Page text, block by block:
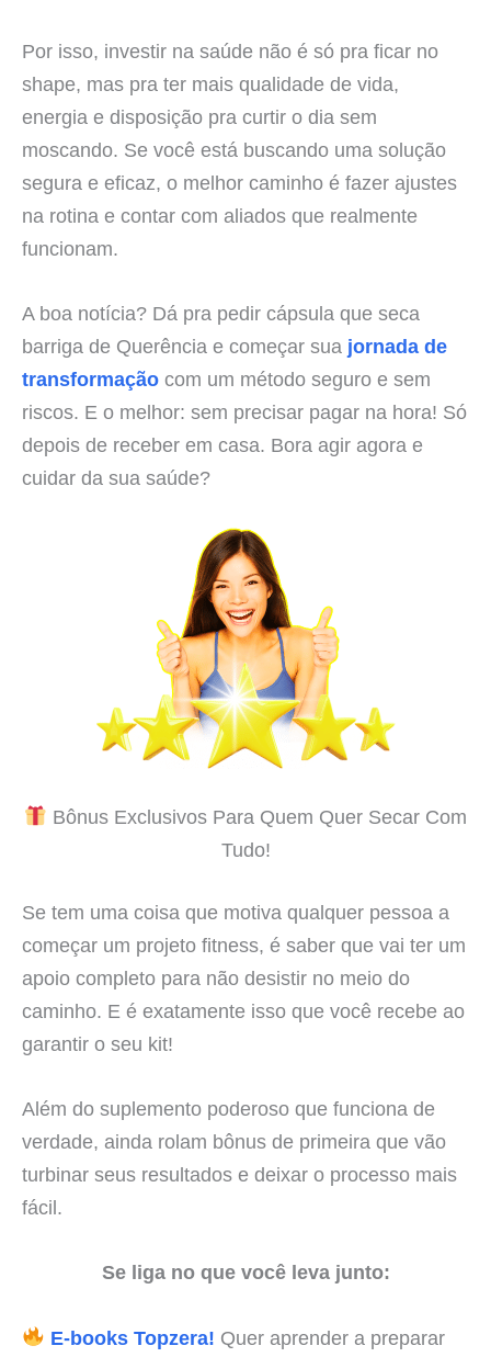
Por isso, investir na saúde não é só pra ficar no
shape, mas pra ter mais qualidade de vida,
energia e disposição pra curtir o dia sem
moscando. Se você está buscando uma solução
segura e eficaz, o melhor caminho é fazer ajustes
na rotina e contar com aliados que realmente
funcionam.
A boa notícia? Dá pra pedir cápsula que seca
barriga de Querência e começar sua jornada de
transformação com um método seguro e sem
riscos. E o melhor: sem precisar pagar na hora! Só
depois de receber em casa. Bora agir agora e
cuidar da sua saúde?
Bônus Exclusivos Para Quem Quer Secar Com
Tudo!
Se tem uma coisa que motiva qualquer pessoa a
começar um projeto fitness, é saber que vai ter um
apoio completo para não desistir no meio do
caminho. E é exatamente isso que você recebe ao
garantir o seu kit!
Além do suplemento poderoso que funciona de
verdade, ainda rolam bônus de primeira que vão
turbinar seus resultados e deixar o processo mais
fácil.
Se liga no que você leva junto:
E-books Topzera! Quer aprender a preparar